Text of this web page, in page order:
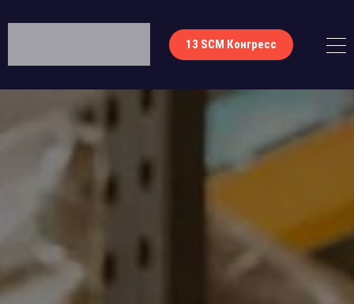
13 SCM Конгресс